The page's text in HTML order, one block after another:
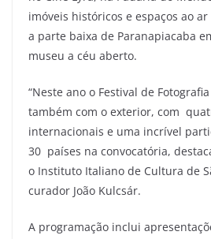
imóveis históricos e espaços ao
a parte baixa de Paranapiacaba
museu a céu aberto.
“Neste ano o Festival de
também com o exterior, com
internacionais e uma incrível
30 países na convocatória,
o Instituto Italiano de Cultura de
curador João Kulcsár.
A programação inclui